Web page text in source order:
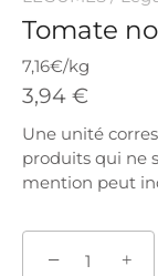
Tomate
7,16€/kg
3,94 €
Une unité
produits qui ne
mention peut
− +